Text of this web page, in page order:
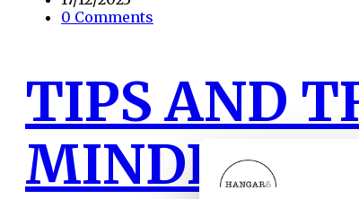
0 Comments
TIPS AND
MINDFUL